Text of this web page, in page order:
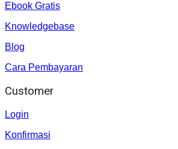
Ebook Gratis
Knowledgebase
Blog
Cara Pembayaran
Customer
Login
Konfirmasi